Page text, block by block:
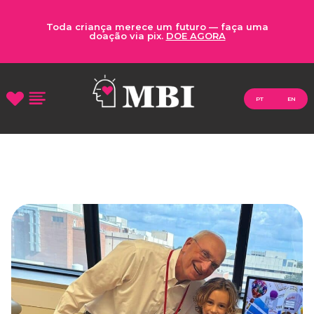
Toda criança merece um futuro — faça uma
doação via pix. DOE AGORA
PT EN